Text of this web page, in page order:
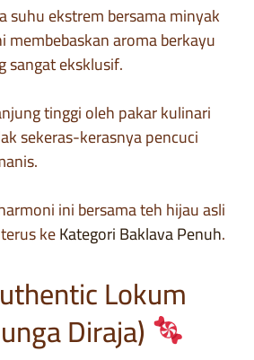
suhu ekstrem bersama minyak
aroma berkayu
sangat eksklusif.
tinggi oleh pakar kulinari
sekeras-kerasnya pencuci
ini bersama teh hijau asli
keKategori Baklava Penuh.
Lokum
Diraja)